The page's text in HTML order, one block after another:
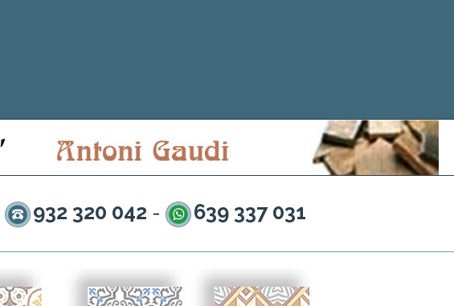
932 320 042 - 639 337 031